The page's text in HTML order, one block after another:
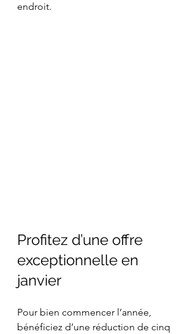
endroit.
Profitez d’une offre
exceptionnelle en
janvier
Pour bien commencer l’année,
bénéficiez d’une réduction de cinq